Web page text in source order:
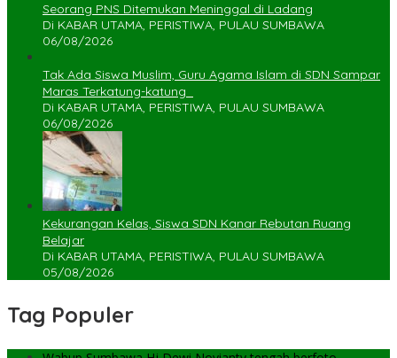
Seorang PNS Ditemukan Meninggal di Ladang
Di KABAR UTAMA, PERISTIWA, PULAU SUMBAWA
06/08/2026
Tak Ada Siswa Muslim, Guru Agama Islam di SDN Sampar
Maras Terkatung-katung ‎
Di KABAR UTAMA, PERISTIWA, PULAU SUMBAWA
06/08/2026
Kekurangan Kelas, Siswa SDN Kanar Rebutan Ruang
Belajar
Di KABAR UTAMA, PERISTIWA, PULAU SUMBAWA
05/08/2026
Tag Populer